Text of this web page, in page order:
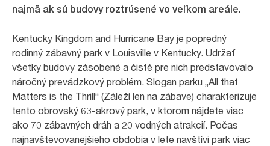
najmä ak sú budovy roztrúsené vo veľkom areále.
Kentucky Kingdom and Hurricane Bay je popredný
rodinný zábavný park v Louisville v Kentucky. Udržať
všetky budovy zásobené a čisté pre nich predstavovalo
náročný prevádzkový problém. Slogan parku „All that
Matters is the Thrill“ (Záleží len na zábave) charakterizuje
tento obrovský 63-akrový park, v ktorom nájdete viac
ako 70 zábavných dráh a 20 vodných atrakcií. Počas
najnavštevovanejšieho obdobia v lete navštívi park viac